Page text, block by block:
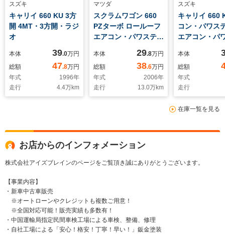
スズキ
キャリイ 660 KU 3方
開 4MT・3方開・ラジ
オ
本体 39.0万円
総額
47.8万円
年式
1996年
走行
4.4万km
マツダ
スクラムワゴン 660
PZターボ ロールーフ
エアコン・パワステ・
転席エアバック・助手
席エアバック・両側ス
ライドドア・片側電動
スライドドア・CD・
キーレス
本体 29.8万円
総額
38.6万円
年式
2006年
走行
13.0万km
スズキ
キャリイ 660
コン・パワス
エアコン・パ
本体
総額
年式
走行
在庫一覧を見る
お店からのインフォメーション
株式会社アイズブレインのページをご覧頂き誠にありがとうございます。
【事業内容】
・新車中古車販売
※オートローンやクレジットも複数ご用意！
※全国対応可能！販売実績も多数有！
・中国運輸局指定民間車検工場による車検、整備、修理
・自社工場による「安心！格安！丁寧！早い！」鈑金塗装